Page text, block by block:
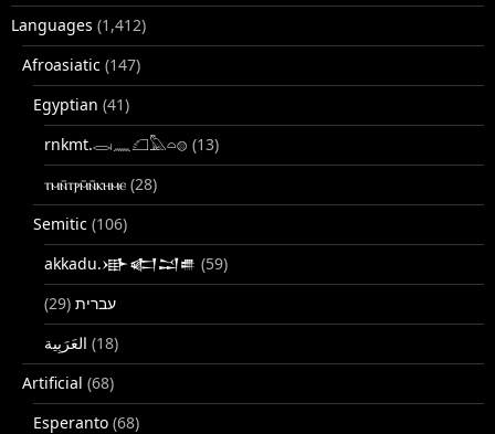
Languages (1,412)
Afroasiatic (147)
Egyptian (41)
rnkmt.𓂋𓏺𓈖𓆎𓅓𓏏𓊖 (13)
ⲧⲙⲛ̄ⲧⲣⲙ̄ⲛ̄ⲕⲏⲙⲉ (28)
Semitic (106)
akkadu.𒀝𒅗𒁺𒌑 (59)
עברית (29)
(18)
Artificial (68)
Esperanto (68)